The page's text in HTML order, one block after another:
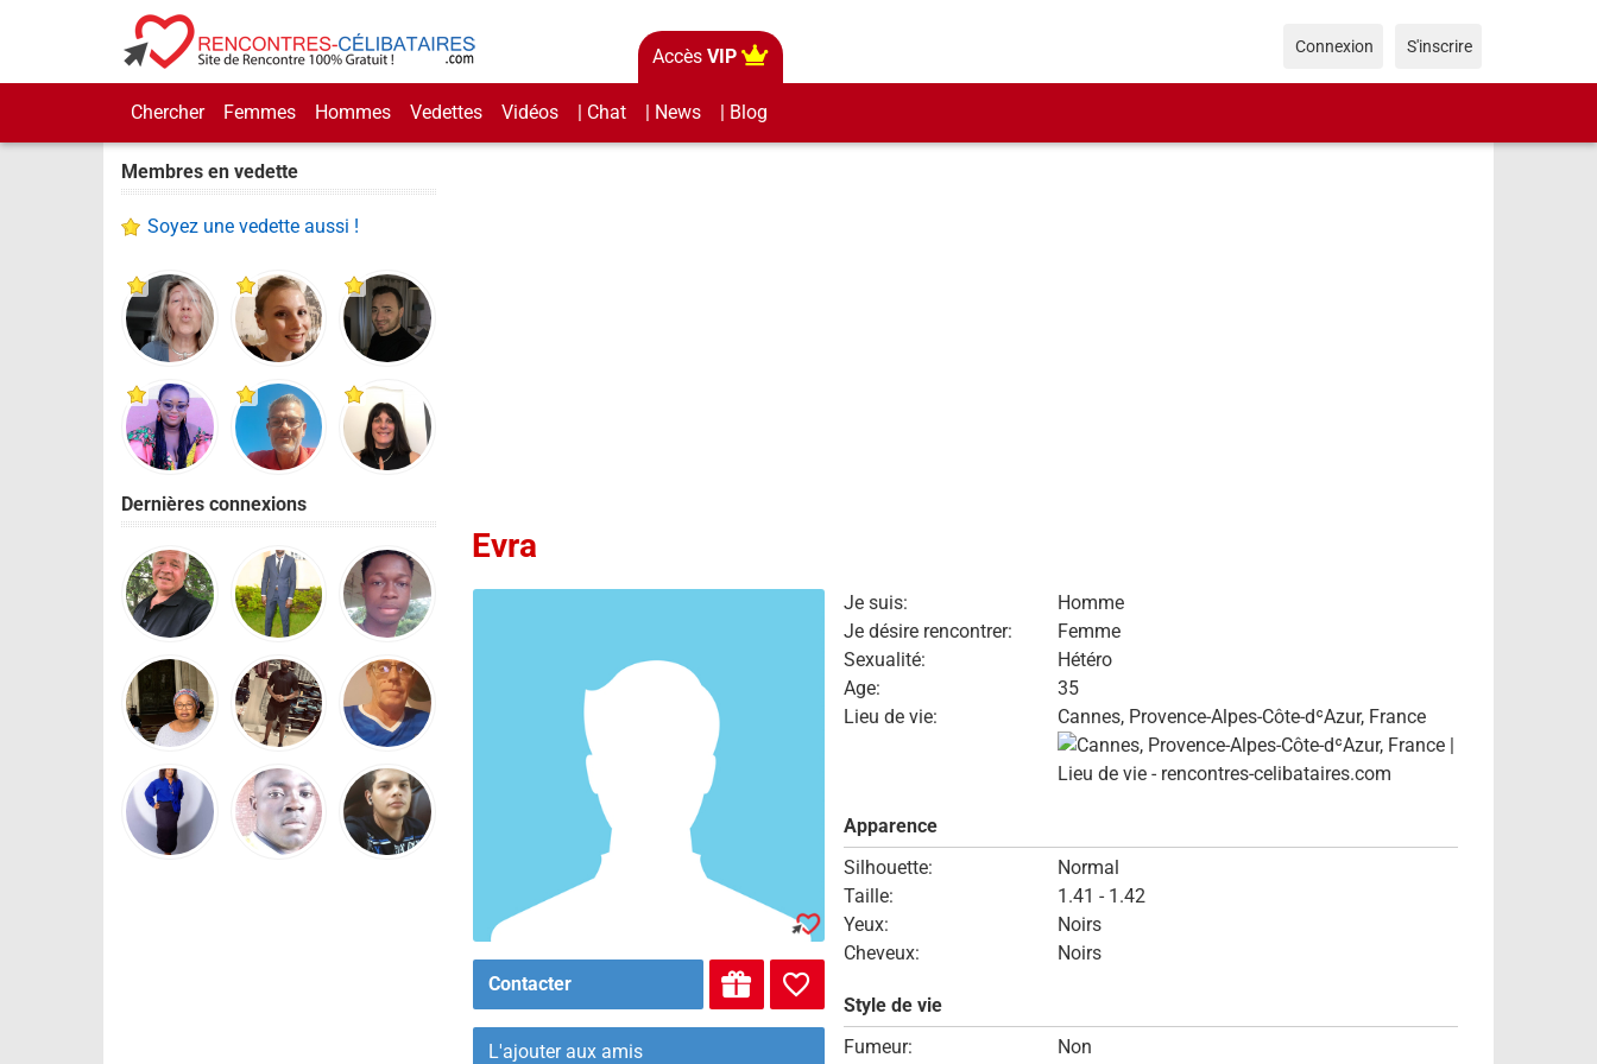
Accès VIP
Chercher Femmes Hommes Vedettes Vidéos | Chat | News | Blog
Connexion S'inscrire
Membres en vedette
Soyez une vedette aussi !
Dernières connexions
Evra
Contacter
L'ajouter aux amis
Je suis:
Homme
Je désire rencontrer:
Femme
Sexualité:
Hétéro
Age:
35
Lieu de vie:
Cannes, Provence-Alpes-Côte-dʿAzur, France
Apparence
Silhouette:
Normal
Taille:
1.41 - 1.42
Yeux:
Noirs
Cheveux:
Noirs
Style de vie
Fumeur:
Non